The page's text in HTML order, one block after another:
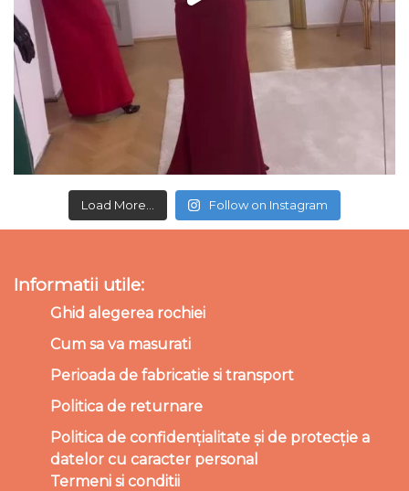
Load More... Follow on Instagram
Informatii utile:
Ghid alegerea rochiei
Cum sa va masurati
Perioada de fabricatie si transport
Politica de returnare
Politica de confidențialitate și de protecție a
datelor cu caracter personal
Termeni si conditii